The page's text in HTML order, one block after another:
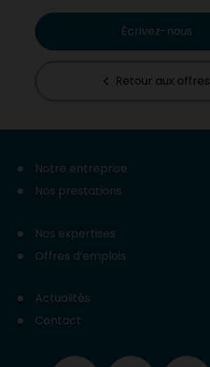
Écrivez-nous
Retour aux offres
Notre entreprise
Nos prestations
Nos expertises
Offres d’emplois
Actualités
Contact